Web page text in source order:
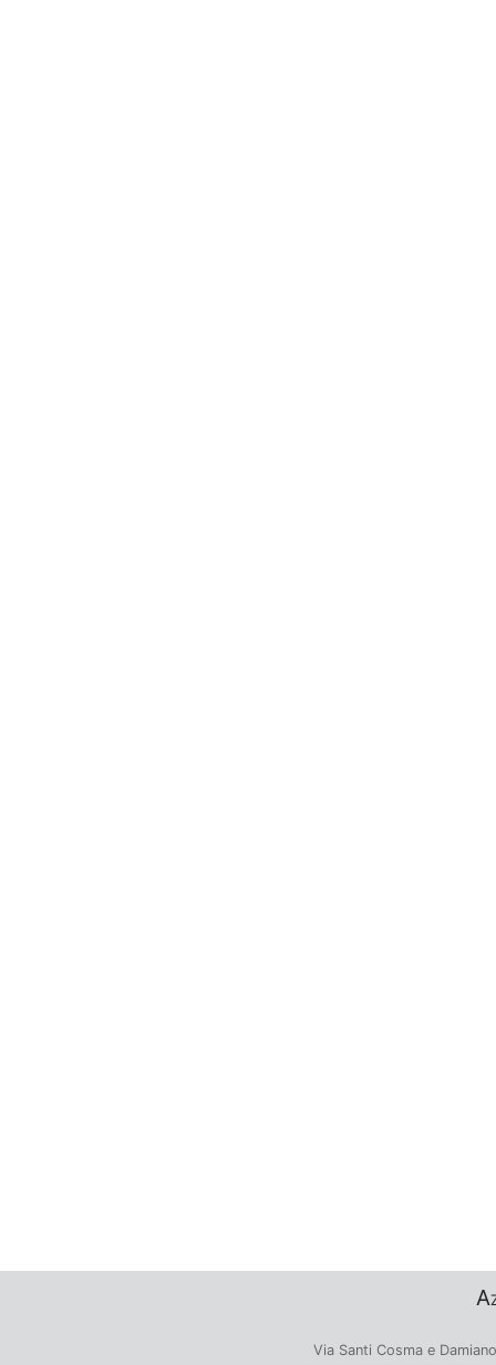
Via Santi Cosma e